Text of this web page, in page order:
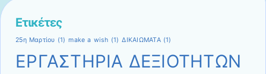
Ετικέτες
25η Μαρτίου (1) make a wish (1) ΔΙΚΑΙΩΜΑΤΑ(1)
ΕΡΓΑΣΤΗΡΙΑ ΔΕΞΙΟΤΗΤΩΝ